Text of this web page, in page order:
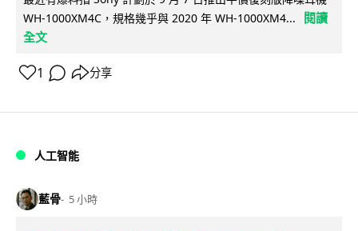
WH-1000XM4C，規格幾乎與 2020 年 WH-1000XM4...
閱讀
全文
1 分享
人工智能
藍骨 5 小時